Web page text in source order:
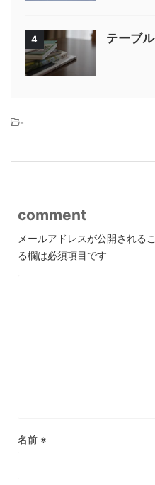
4 テーブ
-
comment
メールアドレスが公開される
る欄は必須項目です
名前 ※